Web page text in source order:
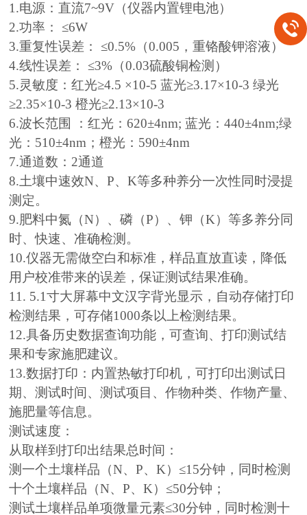
1.电源：直流7~9V（仪器内置锂电池）
2.功率： ≤6W
3.重复性误差： ≤0.5%（0.005，重铬酸钾溶液）
4.线性误差： ≤3%（0.03硫酸铜检测）
5.灵敏度：红光≥4.5 ×10-5 蓝光≥3.17×10-3 绿光
≥2.35×10-3 橙光≥2.13×10-3
6.波长范围 ：红光：620±4nm; 蓝光：440±4nm;绿
光：510±4nm；橙光：590±4nm
7.通道数：2通道
8.土壤中速效N、P、K等多种养分一次性同时浸提
测定。
9.肥料中氮（N）、磷（P）、钾（K）等多养分同
时、快速、准确检测。
10.仪器无需做空白和标准，样品直放直读，降低
用户校准带来的误差，保证测试结果准确。
11. 5.1寸大屏幕中文汉字背光显示，自动存储打印
检测结果，可存储1000条以上检测结果。
12.具备历史数据查询功能，可查询、打印测试结
果和专家施肥建议。
13.数据打印：内置热敏打印机，可打印出测试日
期、测试时间、测试项目、作物种类、作物产量、
施肥量等信息。
测试速度：
从取样到打印出结果总时间：
测一个土壤样品（N、P、K）≤15分钟，同时检测
十个土壤样品（N、P、K）≤50分钟；
测试土壤样品单项微量元素≤30分钟，同时检测十